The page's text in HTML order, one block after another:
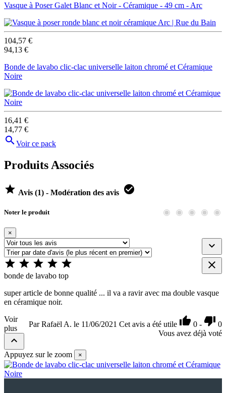
Vasque à Poser Galet Blanc et Noir - Céramique - 49 cm - Arc
104,57 €
94,13 €
Bonde de lavabo clic-clac universelle laiton chromé et Céramique
Noire
16,41 €
14,77 €
Voir ce pack
Produits Associés
 Avis (1) - Modération des avis 
Noter le produit
×


    
bonde de lavabo top
super article de bonne qualité ... il va a ravir avec ma double vasque
en céramique noir.
Par Rafaël A. le 11/06/2021 Cet avis a été utile  0 -  0
Vous avez déjà voté
Voir
plus

Appuyez sur le zoom ×